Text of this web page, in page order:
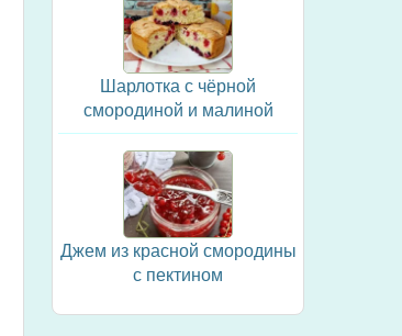
Шарлотка с чёрной
смородиной и малиной
Джем из красной смородины
с пектином